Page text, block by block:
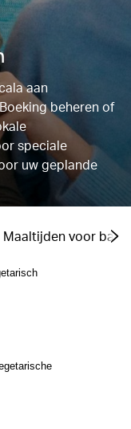
aan
beheren of
speciale
uw geplande
Maaltijden voor